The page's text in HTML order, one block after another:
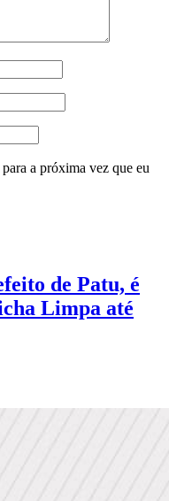
a próxima vez que eu
de Patu, é
Limpa até